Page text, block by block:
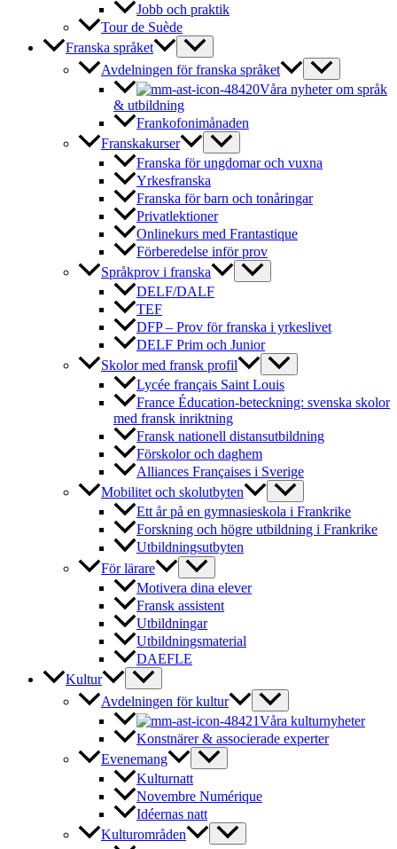
Jobb och praktik
Tour de Suède
Franska språket
Avdelningen för franska språket
Våra nyheter om språk
& utbildning
Frankofonimånaden
Franskakurser
Franska för ungdomar och vuxna
Yrkesfranska
Franska för barn och tonåringar
Privatlektioner
Onlinekurs med Frantastique
Förberedelse inför prov
Språkprov i franska
DELF/DALF
TEF
DFP – Prov för franska i yrkeslivet
DELF Prim och Junior
Skolor med fransk profil
Lycée français Saint Louis
France Éducation-beteckning: svenska skolor
med fransk inriktning
Fransk nationell distansutbildning
Förskolor och daghem
Alliances Françaises i Sverige
Mobilitet och skolutbyten
Ett år på en gymnasieskola i Frankrike
Forskning och högre utbildning i Frankrike
Utbildningsutbyten
För lärare
Motivera dina elever
Fransk assistent
Utbildningar
Utbildningsmaterial
DAEFLE
Kultur
Avdelningen för kultur
Våra kulturnyheter
Konstnärer & associerade experter
Evenemang
Kulturnatt
Novembre Numérique
Idéernas natt
Kulturområden